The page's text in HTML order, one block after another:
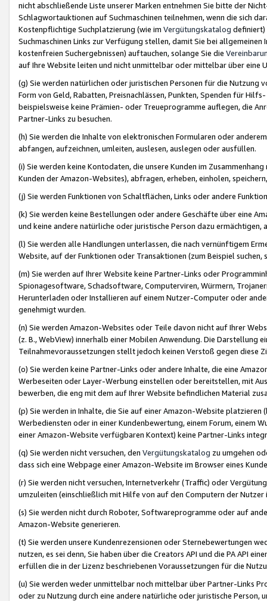
nicht abschließende Liste unserer Marken entnehmen Sie bitte der
Schlagwortauktionen auf Suchmaschinen teilnehmen, wenn die sich
Kostenpflichtige Suchplatzierung (wie im Vergütungskatalog definiert)
Suchmaschinen Links zur Verfügung stellen, damit Sie bei
kostenfreien Suchergebnissen) auftauchen, solange Sie die
auf Ihre Website leiten und nicht unmittelbar oder mittelbar über eine
(g) Sie werden natürlichen oder juristischen Personen für die Nutzung
Form von Geld, Rabatten, Preisnachlässen, Punkten, Spenden für
beispielsweise keine Prämien- oder Treueprogramme auflegen, die
Partner-Links zu besuchen.
(h) Sie werden die Inhalte von elektronischen Formularen oder
abfangen, aufzeichnen, umleiten, auslesen, auslegen oder ausfüllen.
(i) Sie werden keine Kontodaten, die unsere Kunden im
Kunden der Amazon-Websites), abfragen, erheben, einholen,
(j) Sie werden Funktionen von Schaltflächen, Links oder andere
(k) Sie werden keine Bestellungen oder andere Geschäfte über eine
und keine andere natürliche oder juristische Person dazu
(l) Sie werden alle Handlungen unterlassen, die nach vernünftigem
Website, auf der Funktionen oder Transaktionen (zum Beispiel
(m) Sie werden auf Ihrer Website keine Partner-Links oder
Spionagesoftware, Schadsoftware, Computerviren, Würmern,
Herunterladen oder Installieren auf einem Nutzer-Computer oder
genehmigt wurden.
(n) Sie werden Amazon-Websites oder Teile davon nicht auf Ihrer
(z. B., WebView) innerhalb einer Mobilen Anwendung. Die Darstellung
Teilnahmevoraussetzungen stellt jedoch keinen Verstoß gegen diese
(o) Sie werden keine Partner-Links oder andere Inhalte, die eine
Werbeseiten oder Layer-Werbung einstellen oder bereitstellen, mit
bewerben, die eng mit dem auf Ihrer Website befindlichen Material
(p) Sie werden in Inhalte, die Sie auf einer Amazon-Website
Werbediensten oder in einer Kundenbewertung, einem Forum, einem
einer Amazon-Website verfügbaren Kontext) keine Partner-Links
(q) Sie werden nicht versuchen, den Vergütungskatalog zu umgehen
dass sich eine Webpage einer Amazon-Website im Browser eines
(r) Sie werden nicht versuchen, Internetverkehr (Traffic) oder
umzuleiten (einschließlich mit Hilfe von auf den Computern der
(s) Sie werden nicht durch Roboter, Softwareprogramme oder auf
Amazon-Website generieren.
(t) Sie werden unsere Kundenrezensionen oder Sternebewertungen
nutzen, es sei denn, Sie haben über die Creators API und die PA API
erfüllen die in der Lizenz beschriebenen Voraussetzungen für die
(u) Sie werden weder unmittelbar noch mittelbar über Partner-Links
oder zu Nutzung durch eine andere natürliche oder juristische